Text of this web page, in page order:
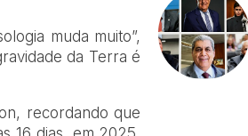
muda muito”,
da Terra é
recordando que